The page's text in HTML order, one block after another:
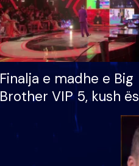
Finalja e madhe e Big
Brother VIP 5, kush
banori i parë që lë
dhe humb
të fituar çmimin e